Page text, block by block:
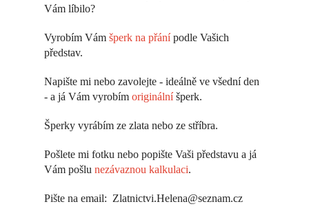
Vám líbilo?
Vyrobím Vám šperk na přánípodle Vašich
představ.
Napište mi nebo zavolejte - ideálně ve všední den
- a já Vám vyrobím originálníšperk.
Šperky vyrábím ze zlata nebo ze stříbra.
Pošlete mi fotku nebo popište Vaši představu a já
Vám pošlu nezávaznou kalkulaci.
Pište na email: Zlatnictvi.Helena@seznam.cz